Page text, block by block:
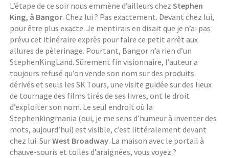
L’étape de ce soir nous emmène d’ailleurs chezStephen
King, à Bangor. Chez lui ? Pas exactement. Devant chez lui,
pour être plus exacte. Je mentirais en disait que je n’ai pas
prévu cet itinéraire exprès pour faire ce petit arrêt aux
allures de pèlerinage. Pourtant, Bangor n’a rien d’un
StephenKingLand. Sûrement fin visionnaire, l’auteur a
toujours refusé qu’on vende son nom sur des produits
dérivés et seuls les SK Tours, une visite guidée sur des lieux
de tournage des films tirés de ses livres, ont le droit
d’exploiter son nom. Le seul endroit où la
Stephenkingmania (oui, je me sens d’humeur à inventer des
mots, aujourd’hui) est visible, c’est littéralement devant
chez lui. SurWest Broadway. La maison avec le portail à
chauve-souris et toiles d’araignées, vous voyez ?